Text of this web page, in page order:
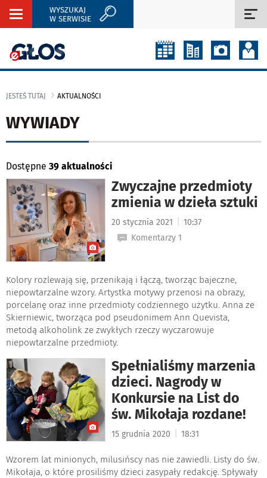
Rozwiń
WYSZUKAJ
W SERWISIE
JESTEŚ TUTAJ AKTUALNOŚCI
WYWIADY
Dostępne 39 aktualności
Zwyczajne przedmioty
zmienia w dzieła sztuki
20 stycznia 2021
10:37
Komentarzy 1
Kolory rozlewają się, przenikają i łączą, tworząc bajeczne,
niepowtarzalne wzory. Artystka motywy przenosi na obrazy,
porcelanę oraz inne przedmioty codziennego użytku. Anna ze
Skierniewic, tworząca pod pseudonimem Ann Quevista,
metodą alkoholink ze zwykłych rzeczy wyczarowuje
niepowtarzalne przedmioty.
Spełnialiśmy marzenia
dzieci. Nagrody w
Konkursie na List do
św. Mikołaja rozdane!
15 grudnia 2020 18:31
Wzorem lat minionych, milusińscy nas nie zawiedli. Listy do św.
Mikołaja, o które prosiliśmy dzieci zasypały redakcję. Spływały